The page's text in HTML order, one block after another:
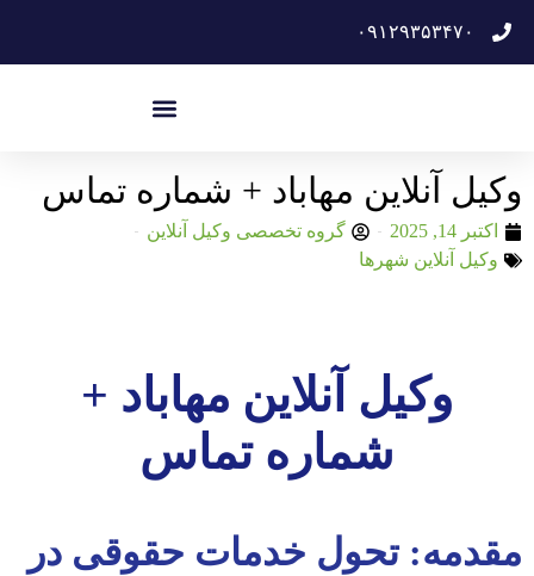
۰۹۱۲۹۳۵۳۴۷۰
وکیل آنلاین مهاباد + شماره تماس
اکتبر 14, 2025
گروه تخصصی وکیل آنلاین
وکیل آنلاین شهرها
وکیل آنلاین مهاباد +
شماره تماس
مقدمه: تحول خدمات حقوقی در